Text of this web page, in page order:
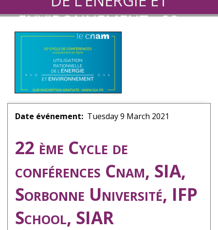
ENVIRONNEMENT - 22ème
Cycle de conférences
Date événement Tuesday 9 March 2021
22 ème Cycle de
conférences Cnam, SIA,
Sorbonne Université, IFP
School, SIAR